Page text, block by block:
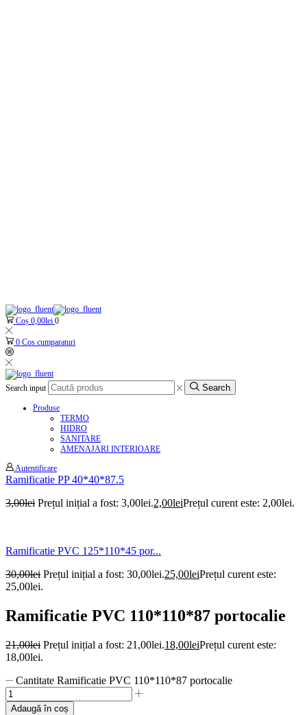
Coș 0,00lei 0
0 Cos cumparaturi
Search input Search
Produse
TERMO
HIDRO
SANITARE
AMENAJARI INTERIOARE
Autentificare
Ramificatie PP 40*40*87.5
3,00lei Prețul inițial a fost: 3,00lei.2,00leiPrețul curent este: 2,00lei.
Ramificatie PVC 125*110*45 por...
30,00lei Prețul inițial a fost: 30,00lei.25,00leiPrețul curent este:
25,00lei.
Ramificatie PVC 110*110*87 portocalie
21,00lei Prețul inițial a fost: 21,00lei.18,00leiPrețul curent este:
18,00lei.
Cantitate Ramificatie PVC 110*110*87 portocalie
Adaugă în coș